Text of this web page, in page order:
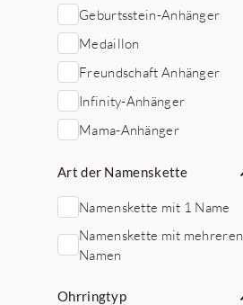
Geburtsstein-Anhänger
Medaillon
Freundschaft Anhänger
Infinity-Anhänger
Mama-Anhänger
Art der Namenskette
Namenskette mit 1 Name
Namenskette mit mehreren
Namen
Ohrringtyp